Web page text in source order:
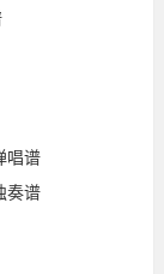
唱谱
奏谱